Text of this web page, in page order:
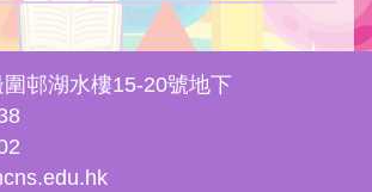
邨湖水樓15-20號地下